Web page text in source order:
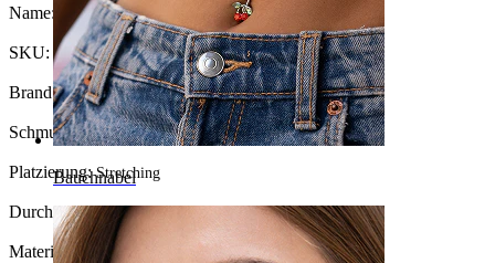
Bauchnabel
Name: Plug aus Snakewood
SKU:Plug-97
Brand:Bodymod Trend
Schmuckart:Plug
Platzierung:Stretching
Durchmesser fürs Stretch:
Material:Holz